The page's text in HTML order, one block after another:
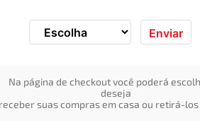
Enviar
Na página de checkout você poderá
deseja
receber suas compras em casa ou retirá-
Todos